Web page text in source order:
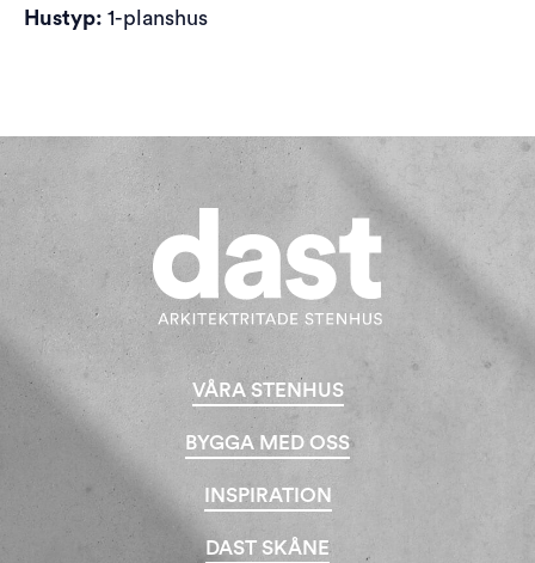
Hustyp: 1-planshus
VÅRA STENHUS
BYGGA MED OSS
INSPIRATION
DAST SKÅNE